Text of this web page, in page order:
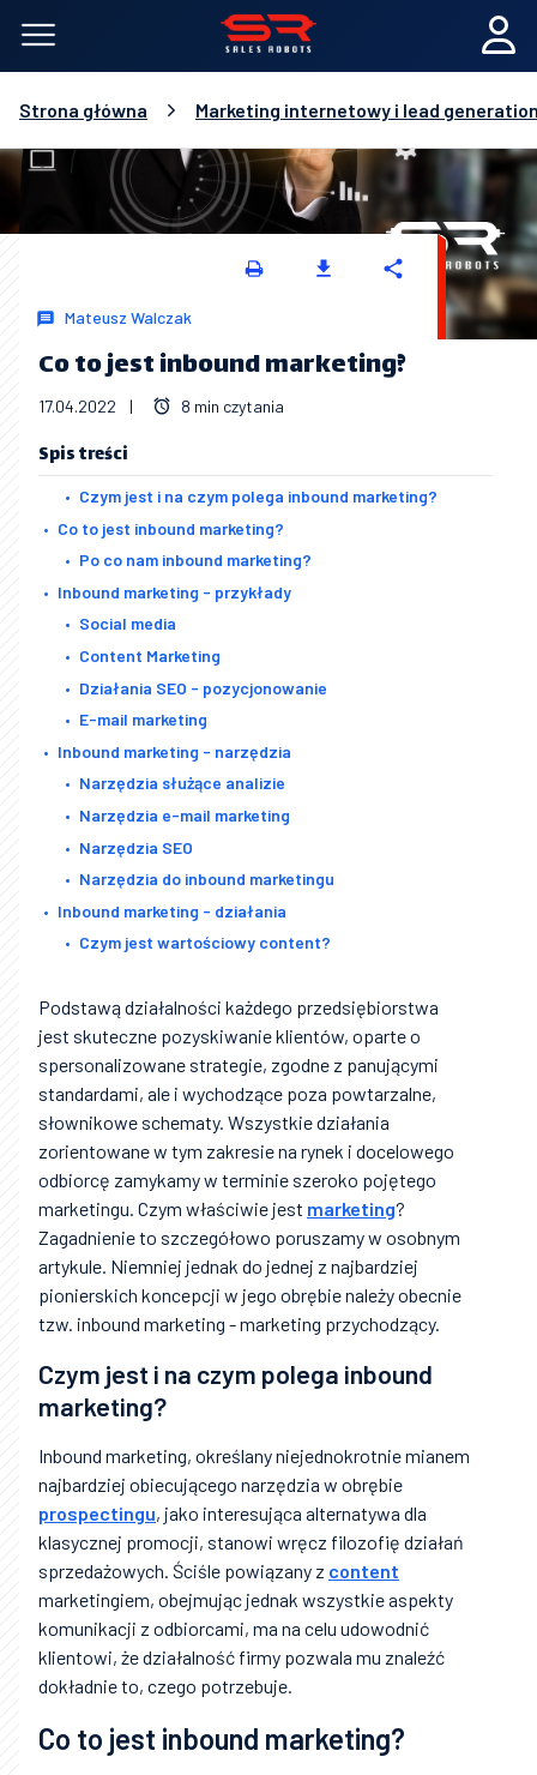
Strona główna Marketing internetowy i lead
Mateusz Walczak
Co to jest inbound marketing?
17.04.2022 | 8 min czytania
Spis treści
Czym jest i na czym polega inbound marketing?
Co to jest inbound marketing?
Po co nam inbound marketing?
Inbound marketing - przykłady
Social media
Content Marketing
Działania SEO - pozycjonowanie
E-mail marketing
Inbound marketing - narzędzia
Narzędzia służące analizie
Narzędzia e-mail marketing
Narzędzia SEO
Narzędzia do inbound marketingu
Inbound marketing - działania
Czym jest wartościowy content?
Podstawą działalności każdego przedsiębiorstwa
jest skuteczne pozyskiwanie klientów, oparte o
spersonalizowane strategie, zgodne z panującymi
standardami, ale i wychodzące poza powtarzalne,
słownikowe schematy. Wszystkie działania
zorientowane w tym zakresie na rynek i docelowego
odbiorcę zamykamy w terminie szeroko pojętego
marketingu. Czym właściwie jest marketing?
Zagadnienie to szczegółowo poruszamy w osobnym
artykule. Niemniej jednak do jednej z najbardziej
pionierskich koncepcji w jego obrębie należy obecnie
tzw. inbound marketing - marketing przychodzący.
Czym jest i na czym polega inbound
marketing?
Inbound marketing, określany niejednokrotnie mianem
najbardziej obiecującego narzędzia w obrębie
prospectingu, jako interesująca alternatywa dla
klasycznej promocji, stanowi wręcz filozofię działań
sprzedażowych. Ściśle powiązany z content
marketingiem, obejmując jednak wszystkie aspekty
komunikacji z odbiorcami, ma na celu udowodnić
klientowi, że działalność firmy pozwala mu znaleźć
dokładnie to, czego potrzebuje.
Co to jest inbound marketing?